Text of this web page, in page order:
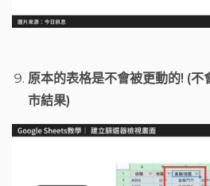
原本的表格是不會被更動的! (不
市結果)